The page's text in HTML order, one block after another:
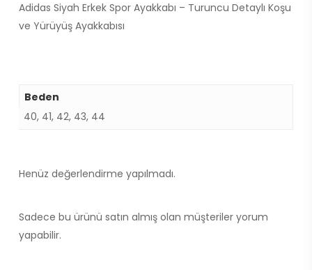
Adidas Siyah Erkek Spor Ayakkabı – Turuncu Detaylı Koşu
ve Yürüyüş Ayakkabısı
Beden
40, 41, 42, 43, 44
Henüz değerlendirme yapılmadı.
Sadece bu ürünü satın almış olan müşteriler yorum
yapabilir.